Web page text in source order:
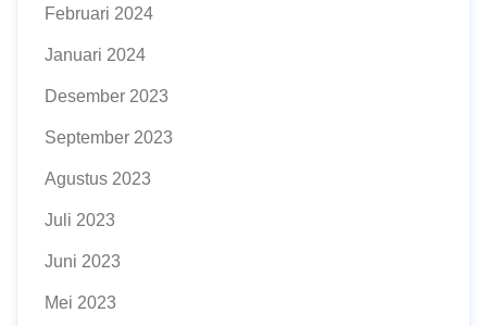
Februari 2024
Januari 2024
Desember 2023
September 2023
Agustus 2023
Juli 2023
Juni 2023
Mei 2023